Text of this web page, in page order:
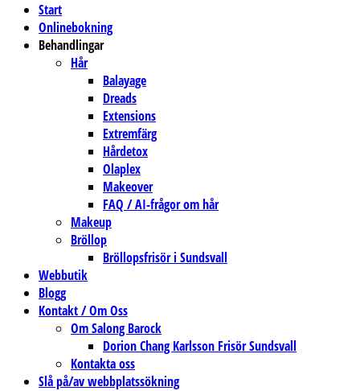
Start
Onlinebokning
Behandlingar
Hår
Balayage
Dreads
Extensions
Extremfärg
Hårdetox
Olaplex
Makeover
FAQ / AI-frågor om hår
Makeup
Bröllop
Bröllopsfrisör i Sundsvall
Webbutik
Blogg
Kontakt / Om Oss
Om Salong Barock
Dorion Chang Karlsson Frisör Sundsvall
Kontakta oss
Slå på/av webbplatssökning